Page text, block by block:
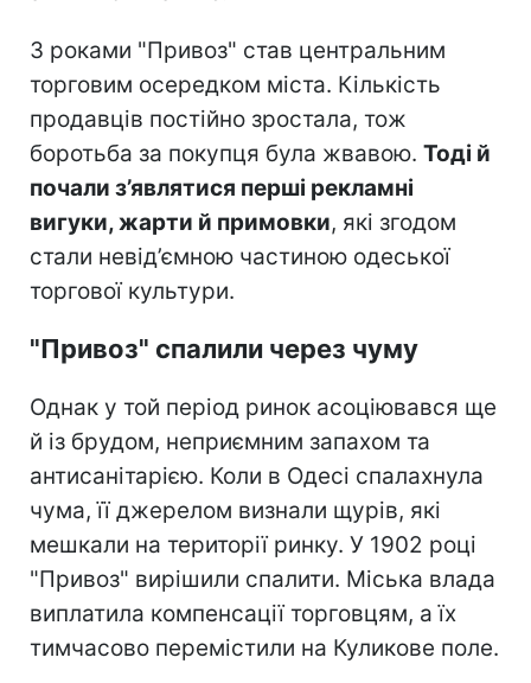
З роками "Привоз" став центральним
торговим осередком міста. Кількість
продавців постійно зростала, тож
боротьба за покупця була жвавою. Тоді й
почали з’являтися перші рекламні
вигуки, жарти й примовки, які згодом
стали невід’ємною частиною одеської
торгової культури.
"Привоз" спалили через чуму
Однак у той період ринок асоціювався ще
й із брудом, неприємним запахом та
антисанітарією. Коли в Одесі спалахнула
чума, її джерелом визнали щурів, які
мешкали на території ринку. У 1902 році
"Привоз" вирішили спалити. Міська влада
виплатила компенсації торговцям, а їх
тимчасово перемістили на Куликове поле.